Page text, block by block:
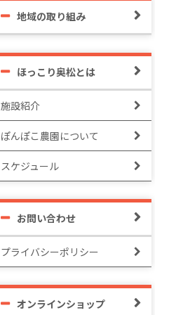
地域の取り組み
ほっこり奥松とは
施設紹介
ぽんぽこ農園について
スケジュール
お問い合わせ
プライバシーポリシー
オンラインショップ